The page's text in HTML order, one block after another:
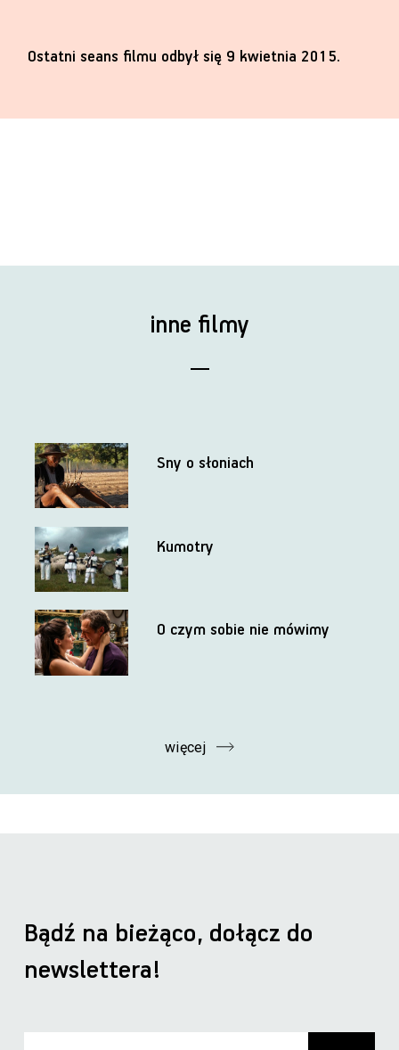
Ostatni seans filmu odbył się 9 kwietnia 2015.
inne filmy
Sny o słoniach
Kumotry
O czym sobie nie mówimy
więcej
Bądź na bieżąco, dołącz do
newslettera!